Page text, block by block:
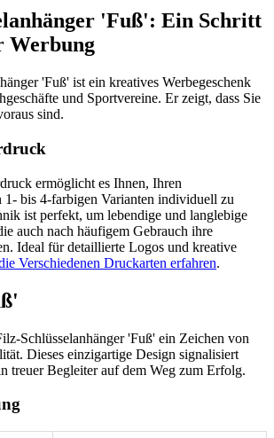
'Fuß': Ein Schritt
Werbung
'Fuß' ist ein kreatives Werbegeschenk
und Sportvereine. Er zeigt, dass Sie
sind.
ermöglicht es Ihnen, Ihren
1- bis 4-farbigen Varianten individuell zu
ist perfekt, um lebendige und langlebige
auch nach häufigem Gebrauch ihre
Ideal für detaillierte Logos und kreative
Verschiedenen Druckarten erfahren.
Schlüsselanhänger 'Fuß' ein Zeichen von
Dieses einzigartige Design signalisiert
treuer Begleiter auf dem Weg zum Erfolg.